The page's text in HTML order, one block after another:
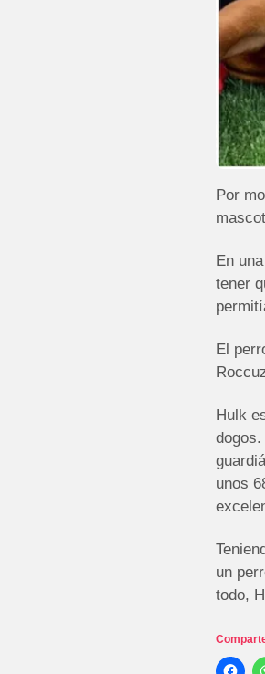
Por
En
tener
El
Hulk
unos
un
todo,